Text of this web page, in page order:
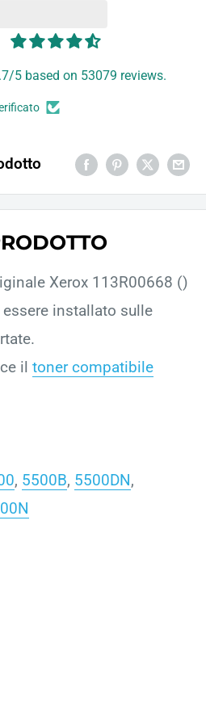
5 based on 53079 reviews.
Xerox 113R00668 ()
installato sulle
il toner compatibile
, 5500B, 5500DN,